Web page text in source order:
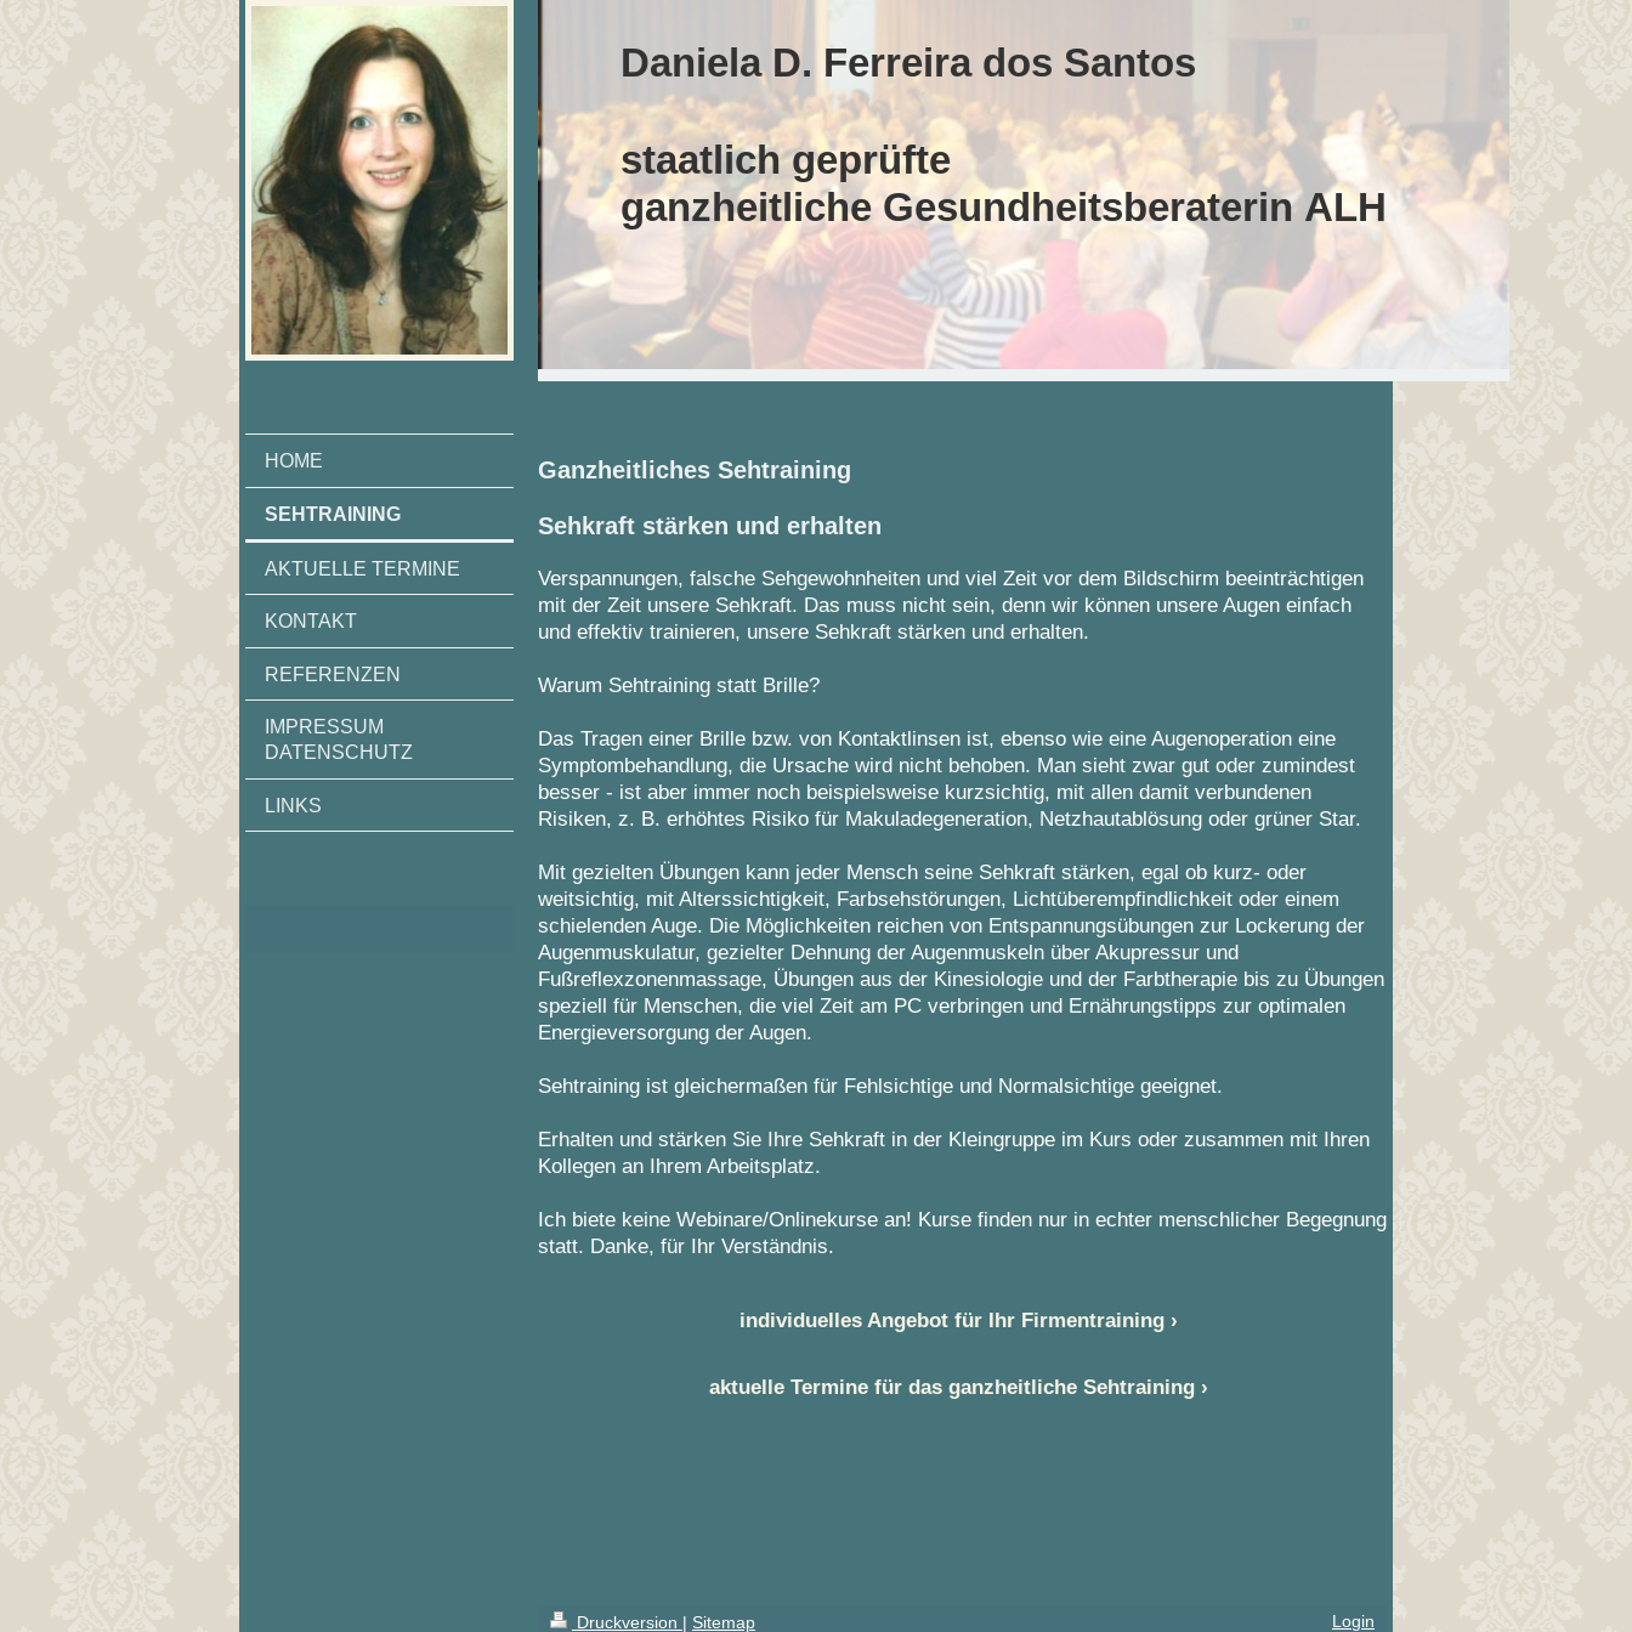
HOME
SEHTRAINING
AKTUELLE TERMINE
KONTAKT
REFERENZEN
IMPRESSUM
DATENSCHUTZ
LINKS
Daniela D. Ferreira dos Santos
staatlich geprüfte
ganzheitliche Gesundheitsberaterin ALH
Ganzheitliches Sehtraining
Sehkraft stärken und erhalten
Verspannungen, falsche Sehgewohnheiten und viel Zeit vor dem Bildschirm beeinträchtigen
mit der Zeit unsere Sehkraft. Das muss nicht sein, denn wir können unsere Augen einfach
und effektiv trainieren, unsere Sehkraft stärken und erhalten.
Warum Sehtraining statt Brille?
Das Tragen einer Brille bzw. von Kontaktlinsen ist, ebenso wie eine Augenoperation eine
Symptombehandlung, die Ursache wird nicht behoben. Man sieht zwar gut oder zumindest
besser - ist aber immer noch beispielsweise kurzsichtig, mit allen damit verbundenen
Risiken, z. B. erhöhtes Risiko für Makuladegeneration, Netzhautablösung oder grüner Star.
Mit gezielten Übungen kann jeder Mensch seine Sehkraft stärken, egal ob kurz- oder
weitsichtig, mit Alterssichtigkeit, Farbsehstörungen, Lichtüberempfindlichkeit oder einem
schielenden Auge. Die Möglichkeiten reichen von Entspannungsübungen zur Lockerung der
Augenmuskulatur, gezielter Dehnung der Augenmuskeln über Akupressur und
Fußreflexzonenmassage, Übungen aus der Kinesiologie und der Farbtherapie bis zu Übungen
speziell für Menschen, die viel Zeit am PC verbringen und Ernährungstipps zur optimalen
Energieversorgung der Augen.
Sehtraining ist gleichermaßen für Fehlsichtige und Normalsichtige geeignet.
Erhalten und stärken Sie Ihre Sehkraft in der Kleingruppe im Kurs oder zusammen mit Ihren
Kollegen an Ihrem Arbeitsplatz.
Ich biete keine Webinare/Onlinekurse an! Kurse finden nur in echter menschlicher Begegnung
statt. Danke, für Ihr Verständnis.
individuelles Angebot für Ihr Firmentraining
aktuelle Termine für das ganzheitliche Sehtraining
Druckversion Sitemap Login